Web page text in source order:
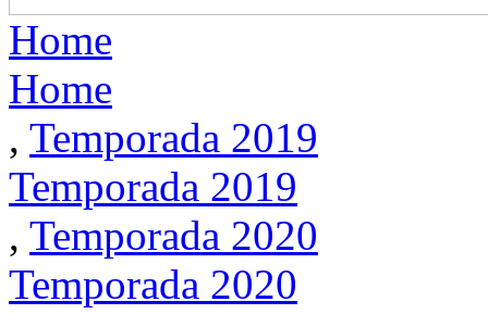
Home
Home
, Temporada 2019
Temporada 2019
, Temporada 2020
Temporada 2020